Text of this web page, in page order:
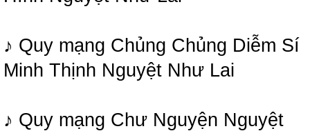
♪ Quy mạng Chủng Chủng Diễm Sí
Minh Thịnh Nguyệt Như Lai
♪ Quy mạng Chư Nguyện Nguyệt